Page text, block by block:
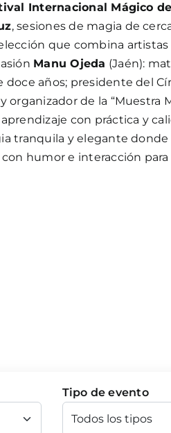
Internacional Mágico
, sesiones de magia de
que combina
Manu Ojeda (Jaén):
doce años; presidente del
organizador de la “Muestra
con práctica y
tranquila y elegante donde
humor e interacción para
Tipo de evento